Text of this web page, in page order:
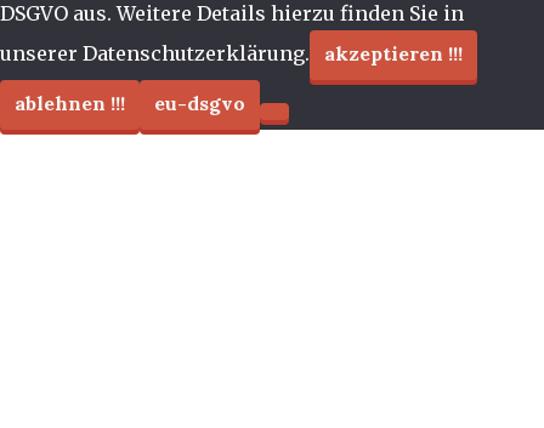
DSGVO aus. Weitere Details hierzu finden Sie in
unserer Datenschutzerklärung.
akzeptieren !!!
ablehnen !!! eu-dsgvo